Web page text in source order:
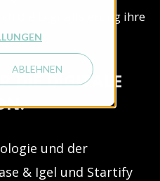
ABLEHNEN
die Digitalisierung ihre
DIE DIGITALE
und der
& Igel und Startify